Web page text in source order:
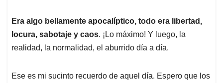
Era algo bellamente apocalíptico, todo era libertad,
locura, sabotaje y caos. ¡Lo máximo! Y luego, la
realidad, la normalidad, el aburrido día a día.
Ese es mi sucinto recuerdo de aquel día. Espero que los